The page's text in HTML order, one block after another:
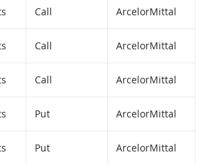
Call ArcelorMittal
Call ArcelorMittal
Call ArcelorMittal
Put ArcelorMittal
Put ArcelorMittal